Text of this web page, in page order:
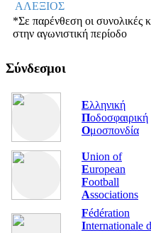
ΑΛΕΞΙΟΣ
*Σε παρένθεση οι συνολικές
στην αγωνιστική περίοδο
Σύνδεσμοι
Ελληνική
Ποδοσφαιρική
Ομοσπονδία
Union of
European
Football
Associations
Fédération
Internationale